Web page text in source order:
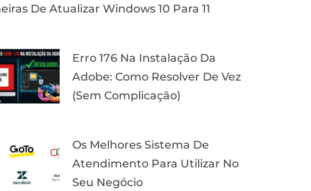
De Atualizar Windows 10 Para 11
Erro 176 Na Instalação Da
Adobe: Como Resolver De Vez
(Sem Complicação)
Os Melhores Sistema De
Atendimento Para Utilizar No
Seu Negócio